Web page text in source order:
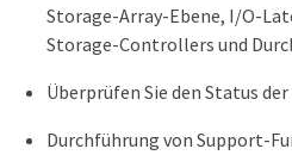
Storage-Array-Ebene, I/O-
Storage-Controllers und
Überprüfen Sie den Status
Durchführung von Support-